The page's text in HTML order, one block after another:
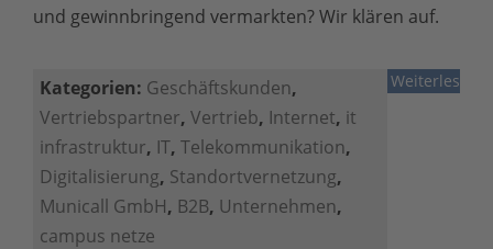
und gewinnbringend vermarkten? Wir klären auf.
Weiterlesen
Kategorien: Geschäftskunden,
Vertriebspartner, Vertrieb, Internet, it
infrastruktur, IT, Telekommunikation,
Digitalisierung, Standortvernetzung,
Municall GmbH, B2B, Unternehmen,
campus netze